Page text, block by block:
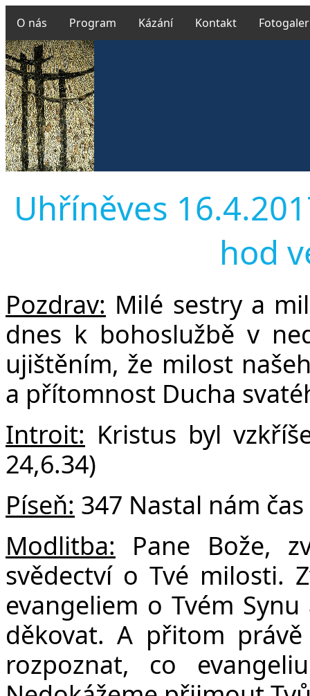
O nás Program Kázání Kontakt
Uhříněves
hod
Pozdrav: Milé sestry a
dnes k bohoslužbě v
ujištěním, že milost
a přítomnost Ducha
Introit: Kristus byl
24,6.34)
Píseň: 347 Nastal nám
Modlitba:
Pane Bože,
svědectví o Tvé milosti.
evangeliem o Tvém
děkovat. A přitom
rozpoznat, co